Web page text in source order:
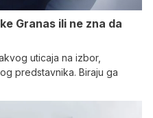
Granas ili ne zna da
uticaja na izbor,
predstavnika. Biraju ga